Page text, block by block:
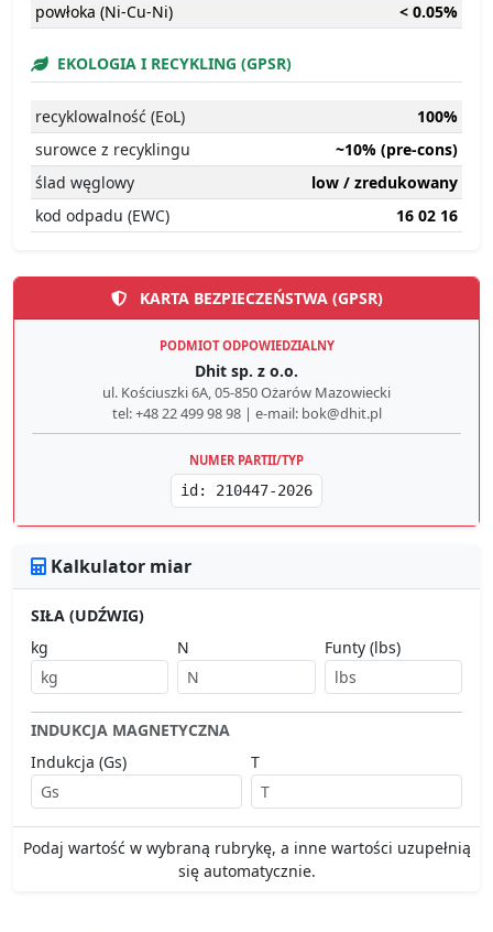
powłoka (Ni-Cu-Ni)
< 0.05%
EKOLOGIA I RECYKLING (GPSR)
recyklowalność (EoL)
100%
surowce z recyklingu
~10% (pre-cons)
ślad węglowy
low / zredukowany
kod odpadu (EWC)
16 02 16
KARTA BEZPIECZEŃSTWA (GPSR)
PODMIOT ODPOWIEDZIALNY
Dhit sp. z o.o.
ul. Kościuszki 6A, 05-850 Ożarów Mazowiecki
tel: +48 22 499 98 98 | e-mail: bok@dhit.pl
NUMER PARTII/TYP
id: 210447-2026
Kalkulator miar
SIŁA (UDŹWIG)
kg
N Funty (lbs)
INDUKCJA MAGNETYCZNA
Indukcja (Gs)
T
Podaj wartość w wybraną rubrykę, a inne wartości uzupełnią
się automatycznie.